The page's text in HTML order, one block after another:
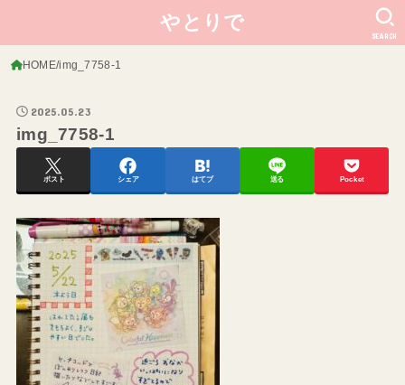
やとりで
SEARCH
HOME img_7758-1
2025.05.23
img_7758-1
ポスト シェア はてブ 送る Pocket